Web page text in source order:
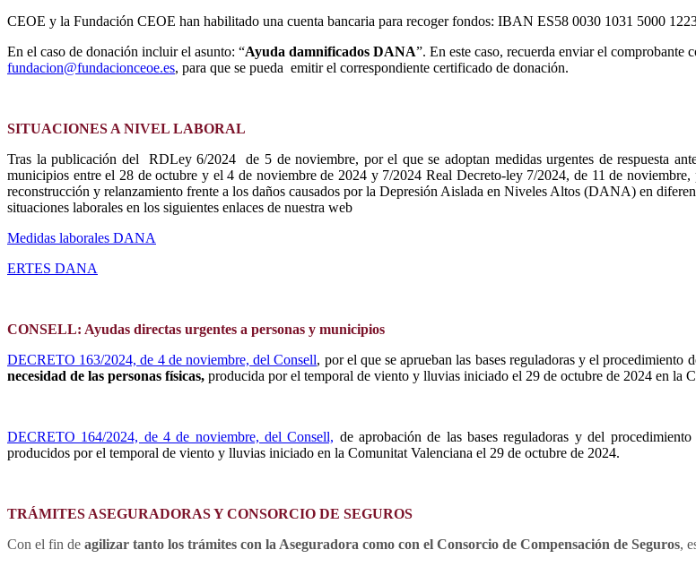
CEOE y la Fundación CEOE han habilitado una cuenta bancaria para recoger fondos: IBAN ES58 0030 1031 5000
En el caso de donación incluir el asunto: “Ayuda damnificados DANA”. En este caso, recuerda enviar el comprobante
fundacion@fundacionceoe.es, para que se pueda emitir el correspondiente certificado de donación.
SITUACIONES A NIVEL LABORAL
Tras la publicación del RDLey 6/2024 de 5 de noviembre, por el que se adoptan medidas urgentes de respuesta
municipios entre el 28 de octubre y el 4 de noviembre de 2024 y 7/2024 Real Decreto-ley 7/2024, de 11 de
reconstrucción y relanzamiento frente a los daños causados por la Depresión Aislada en Niveles Altos (DANA) en
situaciones laborales en los siguientes enlaces de nuestra web
Medidas laborales DANA
ERTES DANA
CONSELL: Ayudas directas urgentes a personas y municipios
DECRETO 163/2024, de 4 de noviembre, del Consell, por el que se aprueban las bases reguladoras y el procedimiento
necesidad de las personas físicas, producida por el temporal de viento y lluvias iniciado el 29 de octubre de 2024 en la
DECRETO 164/2024, de 4 de noviembre, del Consell, de aprobación de las bases reguladoras y del
producidos por el temporal de viento y lluvias iniciado en la Comunitat Valenciana el 29 de octubre de 2024.
TRÁMITES ASEGURADORAS Y CONSORCIO DE SEGUROS
Con el fin de agilizar tanto los trámites con la Aseguradora como con el Consorcio de Compensación de Seguros,